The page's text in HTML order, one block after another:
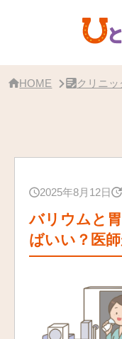
HOME クリニ
2025年8月12日
バリウムと
ばいい？医